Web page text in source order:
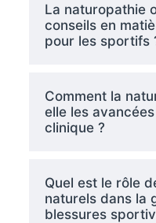
La naturopathie
conseils en
pour les sportifs
Comment la
elle les
clinique ?
Quel est le rôle
naturels dans la
blessures